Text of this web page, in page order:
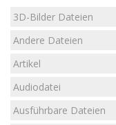
3D-Bilder Dateien
Andere Dateien
Artikel
Audiodatei
Ausführbare Dateien